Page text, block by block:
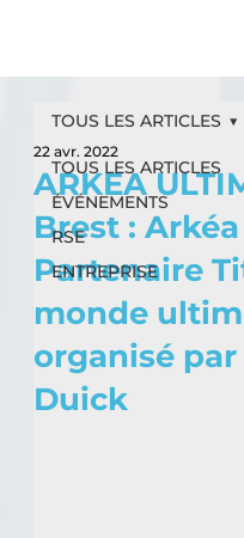
TOUS LES ARTICLES
ÉVÉNEMENTS
RSE
ENTREPRISE
TOUS LES ARTICLES
ARKEA
Brest :
Partenaire
monde
organisé par
Duick
22 avr. 2022